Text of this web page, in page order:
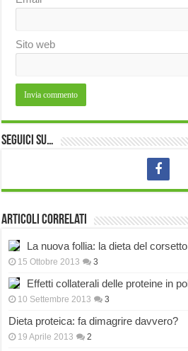
Sito web
Seguici su…
Articoli correlati
La nuova follia: la dieta del corsetto
15 Ottobre 2013 3
Effetti collaterali delle proteine in
10 Settembre 2013 3
Dieta proteica: fa dimagrire davvero?
19 Aprile 2013 2